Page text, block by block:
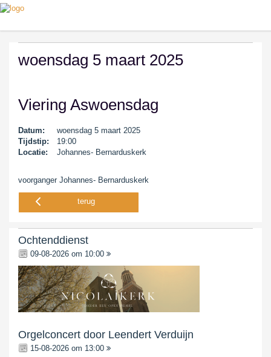
woensdag 5 maart 2025
Viering Aswoensdag
Datum:
woensdag 5 maart 2025
Tijdstip:
19:00
Locatie:
Johannes- Bernarduskerk
voorganger Johannes- Bernarduskerk
terug
Ochtenddienst
09-08-2026 om 10:00
Orgelconcert door Leendert Verduijn
15-08-2026 om 13:00